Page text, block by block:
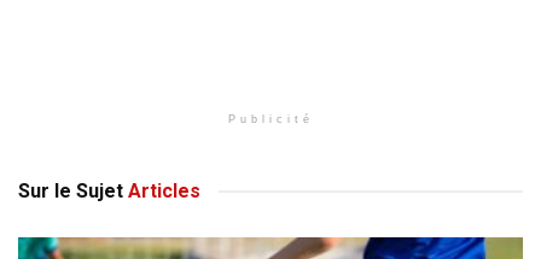
Publicité
Sur le Sujet Articles